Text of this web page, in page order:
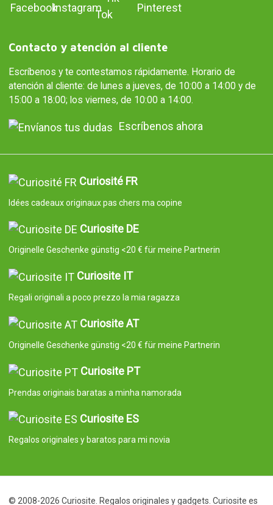
Contacto y atención al cliente
Escríbenos y te contestamos rápidamente. Horario de
atención al cliente: de lunes a jueves, de 10:00 a 14:00 y de
15:00 a 18:00; los viernes, de 10:00 a 14:00.
Escríbenos ahora
Curiosité FR
Idées cadeaux originaux pas chers ma copine
Curiosite DE
Originelle Geschenke günstig <20 € für meine Partnerin
Curiosite IT
Regali originali a poco prezzo la mia ragazza
Curiosite AT
Originelle Geschenke günstig <20 € für meine Partnerin
Curiosite PT
Prendas originais baratas a minha namorada
Curiosite ES
Regalos originales y baratos para mi novia
© 2008-2026 Curiosite. Regalos originales y gadgets. Curiosite es